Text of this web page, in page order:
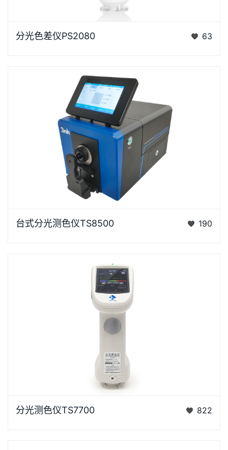
系列的昵称，“胖妞&rdq…
分光色差仪PS2080 63
研发的分光测色仪，采用双阵列CMOS图像感应器具有
台式分光测色仪TS8500 190
仪是3nh公司花费3年时间、精心设计的、完…
分光测色仪TS7700 822